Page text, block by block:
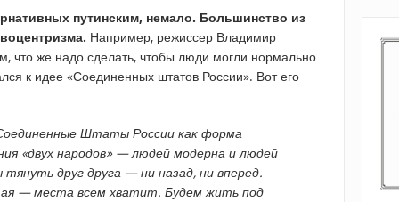
путинским, немало. Большинство из
Например, режиссер Владимир
что же надо сделать, чтобы люди могли нормально
к идее «Соединенных штатов России». Вот его
Штаты России как форма
«двух народов» — людей модерна и людей
друг друга — ни назад, ни вперед.
— места всем хватит. Будем жить под